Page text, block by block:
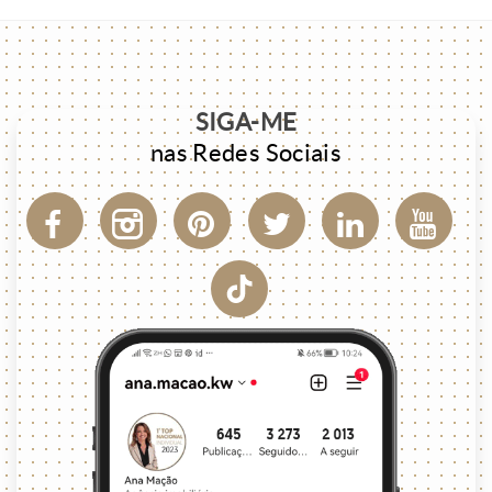
SIGA-ME
nas Redes Sociais